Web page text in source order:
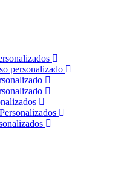
personalizado